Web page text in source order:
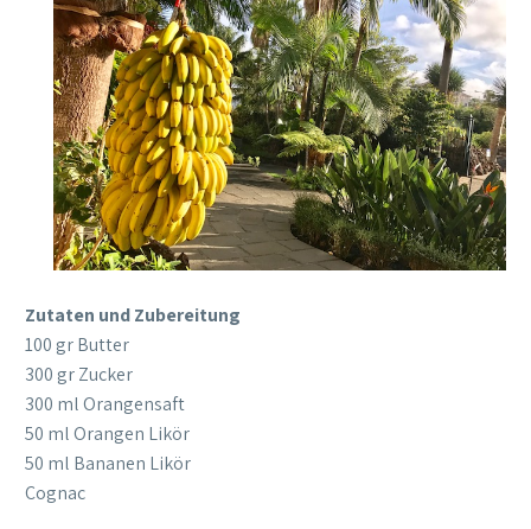
Zutaten und Zubereitung
100 gr Butter
300 gr Zucker
300 ml Orangensaft
50 ml Orangen Likör
50 ml Bananen Likör
Cognac